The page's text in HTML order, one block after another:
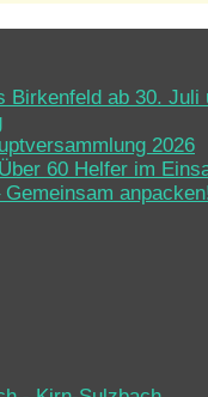
Birkenfeld ab 30. Juli
2026
60 Helfer im